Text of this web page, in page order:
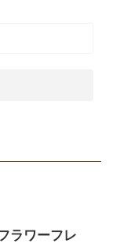
ラワーフレ